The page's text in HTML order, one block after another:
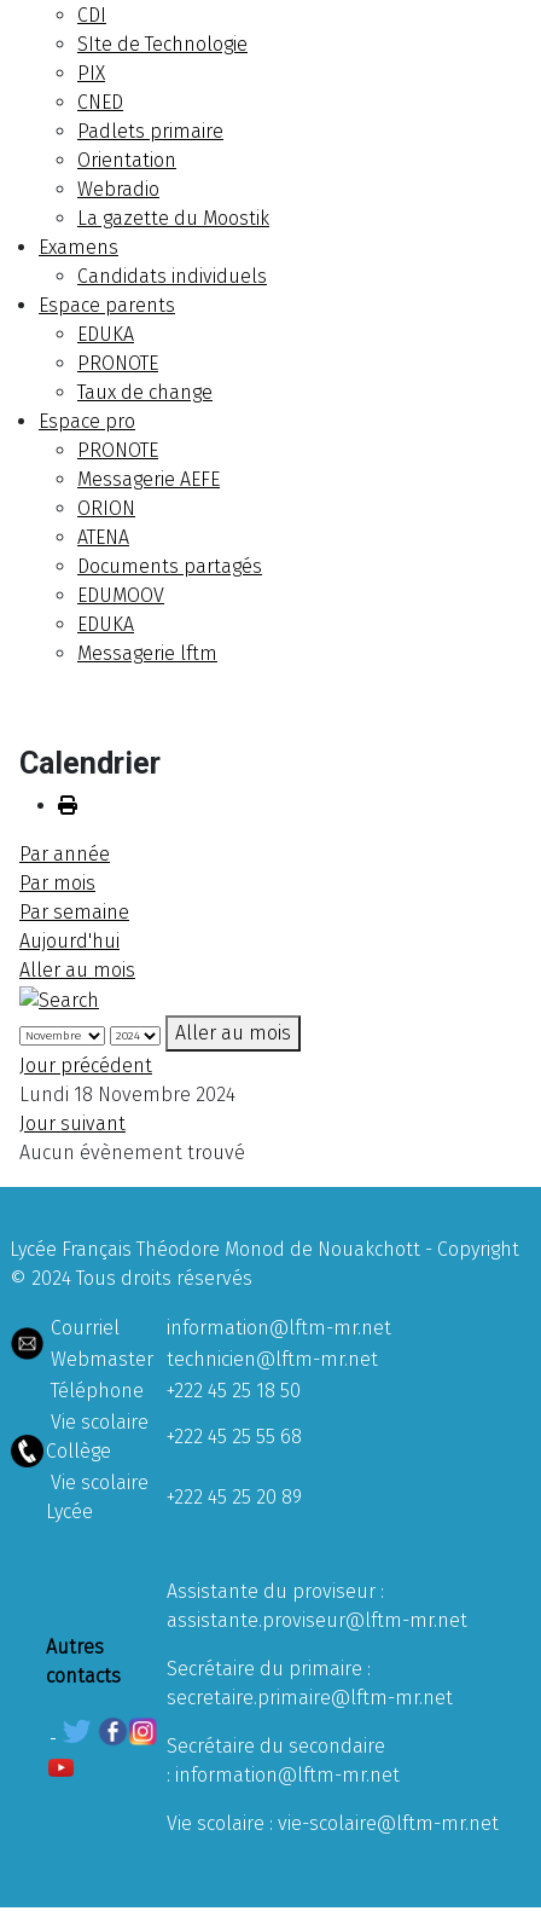
CDI
SIte de Technologie
PIX
CNED
Padlets primaire
Orientation
Webradio
La gazette du Moostik
Examens
Candidats individuels
Espace parents
EDUKA
PRONOTE
Taux de change
Espace pro
PRONOTE
Messagerie AEFE
ORION
ATENA
Documents partagés
EDUMOOV
EDUKA
Messagerie lftm
Calendrier
Par année
Par mois
Par semaine
Aujourd'hui
Aller au mois
Aller au mois
Jour précédent
Lundi 18 Novembre 2024
Jour suivant
Aucun évènement trouvé
Lycée Français Théodore Monod de Nouakchott - Copyright
© 2024 Tous droits réservés
Courriel
information@lftm-mr.net
Webmaster technicien@lftm-mr.net
Téléphone
+222 45 25 18 50
Vie scolaire
Collège
+222 45 25 55 68
Vie scolaire
Lycée
+222 45 25 20 89
Autres
contacts
Assistante du proviseur :
assistante.proviseur@lftm-mr.net
Secrétaire du primaire :
secretaire.primaire@lftm-mr.net
Secrétaire du secondaire
: information@lftm-mr.net
Vie scolaire : vie-scolaire@lftm-mr.net